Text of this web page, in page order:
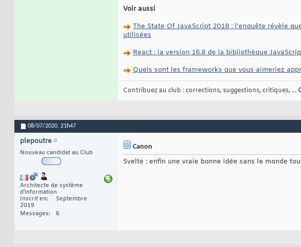
Voir aussi
The State Of JavaScript 2018 : l'enquête révèle
utilisées
React : la version 16.8 de la bibliothèque
Quels sont les frameworks que vous aimeriez
Contribuez au club : corrections, suggestions, critiques, ...
08/07/2020, 21h47
plepoutre
Nouveau candidat au Club
Architecte de système
d'information
Inscrit en
Septembre
2019
Messages
6
Canon
Svelte : enfin une vraie bonne idée sans le monde